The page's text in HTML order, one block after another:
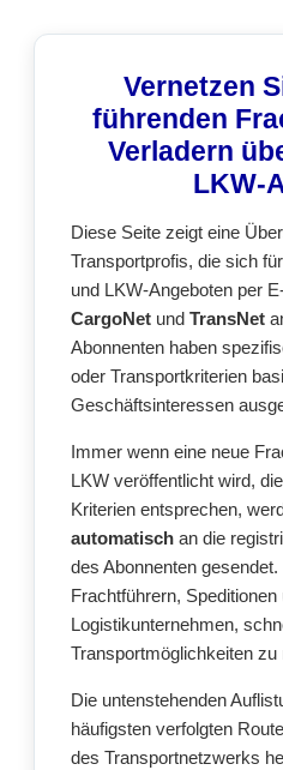
Vernetzen
führenden
Verladern
LKW-
Diese Seite zeigt eine
Transportprofis, die sich
und LKW-Angeboten per
CargoNet und TransNet
Abonnenten haben
oder Transportkriterien
Geschäftsinteressen
Immer wenn eine neue
LKW veröffentlicht wird,
Kriterien entsprechen,
automatisch an die
des Abonnenten
Frachtführern, Speditionen
Logistikunternehmen,
Transportmöglichkeiten zu
Die untenstehenden
häufigsten verfolgten
des Transportnetzwerks